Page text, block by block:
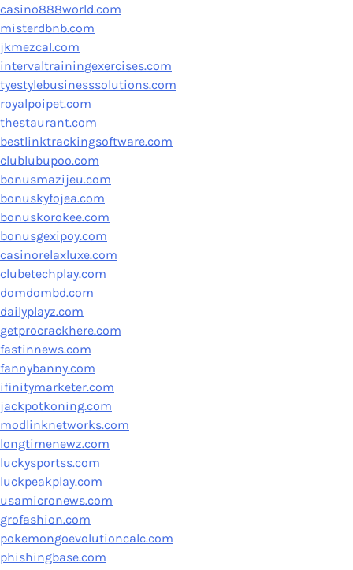
casino888world.com
misterdbnb.com
jkmezcal.com
intervaltrainingexercises.com
tyestylebusinesssolutions.com
royalpoipet.com
thestaurant.com
bestlinktrackingsoftware.com
clublubupoo.com
bonusmazijeu.com
bonuskyfojea.com
bonuskorokee.com
bonusgexipoy.com
casinorelaxluxe.com
clubetechplay.com
domdombd.com
dailyplayz.com
getprocrackhere.com
fastinnews.com
fannybanny.com
ifinitymarketer.com
jackpotkoning.com
modlinknetworks.com
longtimenewz.com
luckysportss.com
luckpeakplay.com
usamicronews.com
grofashion.com
pokemongoevolutioncalc.com
phishingbase.com